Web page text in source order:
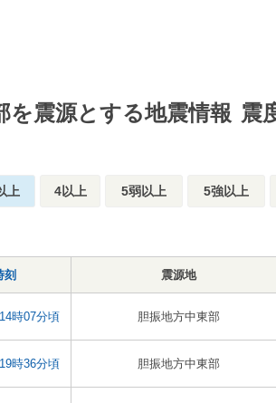
を震源とする地震情報 震
上 4以上 5弱以上 5強以上
刻 震源地
時07分頃 胆振地方中東部
時36分頃 胆振地方中東部